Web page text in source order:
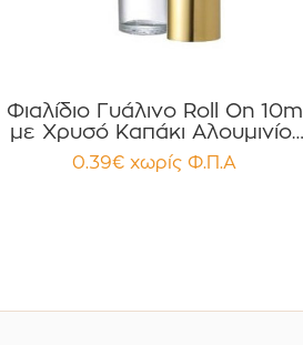
Φιαλίδιο Γυάλινο Roll On 10ml
με Χρυσό Καπάκι Αλουμινίου
συσκευασία 12 τεμαχίων
0.39€ χωρίς Φ.Π.Α